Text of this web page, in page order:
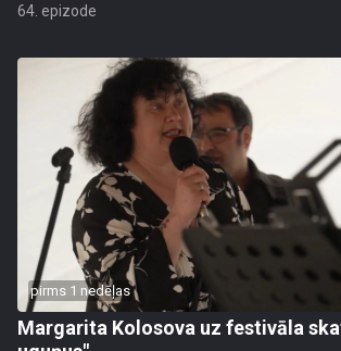
64. epizode
pirms 1 nedēļas
Margarita Kolosova uz festivāla